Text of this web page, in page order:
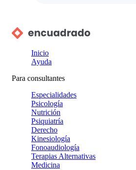
Inicio
Ayuda
Para consultantes
Especialidades
Psicología
Nutrición
Psiquiatría
Derecho
Kinesiología
Fonoaudiología
Terapias Alternativas
Medicina